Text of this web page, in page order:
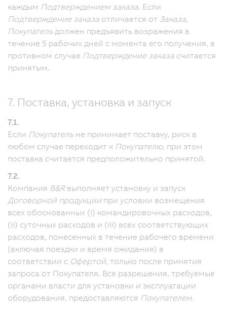
каждым Подтверждением заказа. Если
Подтверждение заказа отличается от Заказа,
Покупательдолжен предъявить возражения в
течение 5 рабочих дней с момента его получения, в
противном случае Подтверждение заказа считается
принятым.
7. Поставка, установка и запуск
7.1.
Если Покупательне принимает поставку, риск в
любом случае переходит к Покупателю, при этом
поставка считается предположительно принятой.
7.2.
Компания B&Rвыполняет установку и запуск
Договорной продукции при условии возмещения
всех обоснованных (i) командировочных расходов,
(ii) суточных расходов и (iii) всех соответствующих
расходов, понесенных в течение рабочего времени
(включая поездки и время ожидания) в
соответствии с Офертой, только после принятия
запроса от Покупателя. Все разрешения, требуемые
органами власти для установки и эксплуатации
оборудования, предоставляются Покупателем.